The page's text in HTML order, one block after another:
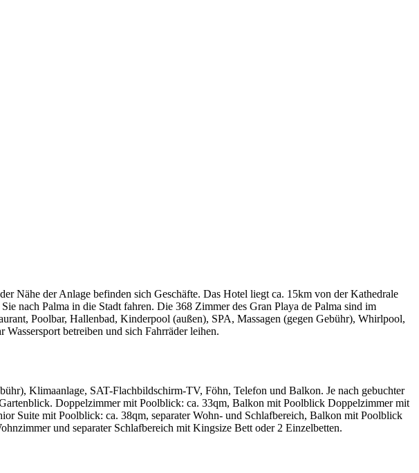
Nähe der Anlage befinden sich Geschäfte. Das Hotel liegt ca. 15km von der Kathedrale
nach Palma in die Stadt fahren. Die 368 Zimmer des Gran Playa de Palma sind im
Poolbar, Hallenbad, Kinderpool (außen), SPA, Massagen (gegen Gebühr), Whirlpool,
betreiben und sich Fahrräder leihen.
Klimaanlage, SAT-Flachbildschirm-TV, Föhn, Telefon und Balkon. Je nach gebuchter
Doppelzimmer mit Poolblick: ca. 33qm, Balkon mit Poolblick Doppelzimmer mit
Suite mit Poolblick: ca. 38qm, separater Wohn- und Schlafbereich, Balkon mit Poolblick
und separater Schlafbereich mit Kingsize Bett oder 2 Einzelbetten.